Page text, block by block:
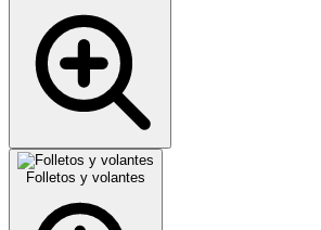
Folletos y volantes